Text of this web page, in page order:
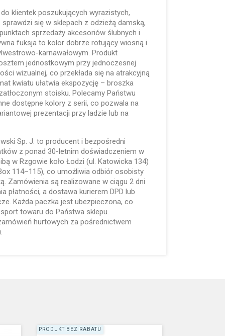
klientek poszukujących wyrazistych,
się w sklepach z odzieżą damską,
sprzedaży akcesoriów ślubnych i
fuksja to kolor dobrze rotujący wiosną i
karnawałowym. Produkt
jednostkowym przy jednoczesnej
wizualnej, co przekłada się na atrakcyjną
kwiatu ułatwia ekspozycję – broszka
stoisku. Polecamy Państwu
dostępne kolory z serii, co pozwala na
prezentacji przy ladzie lub na
Sp. J. to producent i bezpośredni
z ponad 30-letnim doświadczeniem w
w Rzgowie koło Łodzi (ul. Katowicka 134)
114–115), co umożliwia odbiór osobisty
Zamówienia są realizowane w ciągu 2 dni
płatności, a dostawa kurierem DPD lub
Każda paczka jest ubezpieczona, co
towaru do Państwa sklepu.
hurtowych za pośrednictwem
PRODUKT BEZ RABATU